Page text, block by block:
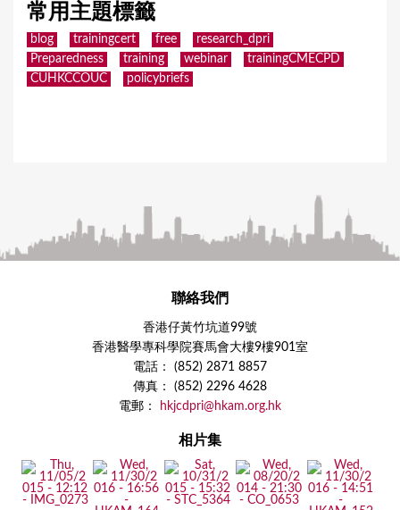
常用主題標籤
blog trainingcert free
research_dpri
Preparedness
training webinar
trainingCMECPD
CUHKCCOUC
policybriefs
聯絡我們
香港仔黃竹坑道99號
香港醫學專科學院賽馬會大樓9樓901室
電話： (852) 2871 8857
傳真： (852) 2296 4628
電郵：
hkjcdpri@hkam.org.hk
相片集